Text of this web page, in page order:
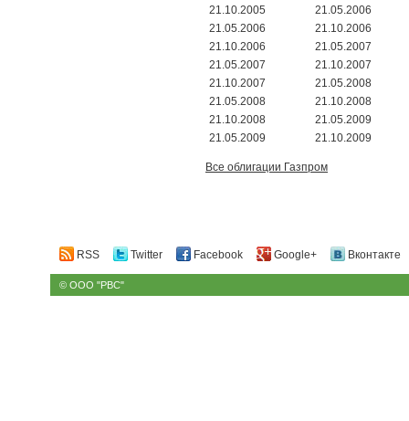
21.10.2005
21.05.2006
21.05.2006
21.10.2006
21.10.2006
21.05.2007
21.05.2007
21.10.2007
21.10.2007
21.05.2008
21.05.2008
21.10.2008
21.10.2008
21.05.2009
21.05.2009
21.10.2009
Все облигации Газпром
RSS Twitter Facebook Google+ Вконтакте
© ООО "РВС"